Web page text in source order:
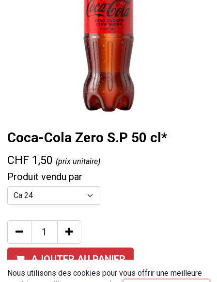
Coca-Cola Zero S.P 50 cl*
CHF 1,50 (prix unitaire)
Produit vendu par
AJOUTER AU PANIER
Nous utilisons des cookies pour vous offrir une meilleure